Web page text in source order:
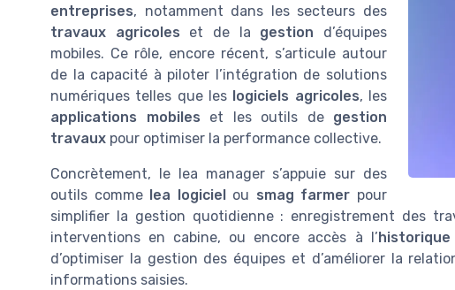
entreprises, notamment dans les secteurs des
travaux agricoles et de la gestion d’équipes
mobiles. Ce rôle, encore récent, s’articule autour
de la capacité à piloter l’intégration de solutions
numériques telles que les logiciels agricoles, les
applications mobiles et les outils de gestion
travaux pour optimiser la performance collective.
Concrètement, le lea manager s’appuie sur des
outils comme lea logicielou smag farmer pour
simplifier la gestion quotidienne : enregistrement des
interventions en cabine, ou encore accès à l’
d’optimiser la gestion des équipes et d’améliorer la
informations saisies.